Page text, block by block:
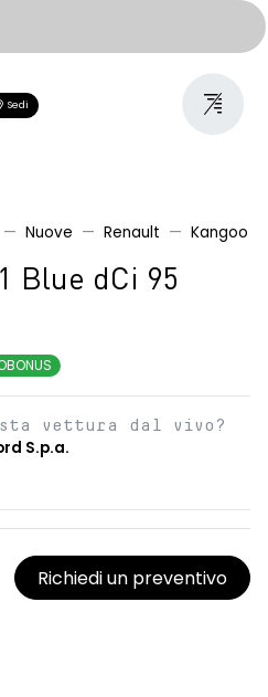
Sedi
Nuove Renault Kangoo
Blue dCi 95
vettura dal vivo?
S.p.a.
Richiedi un preventivo